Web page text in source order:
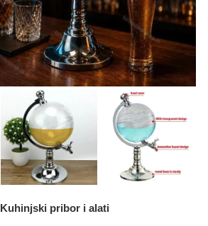
Kuhinjski pribor i alati